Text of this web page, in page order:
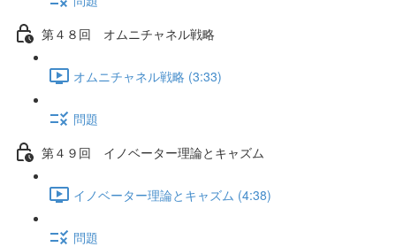
第４８回 オムニチャネル戦略
オムニチャネル戦略 (3:33)
問題
第４９回 イノベーター理論とキャズム
イノベーター理論とキャズム (4:38)
問題